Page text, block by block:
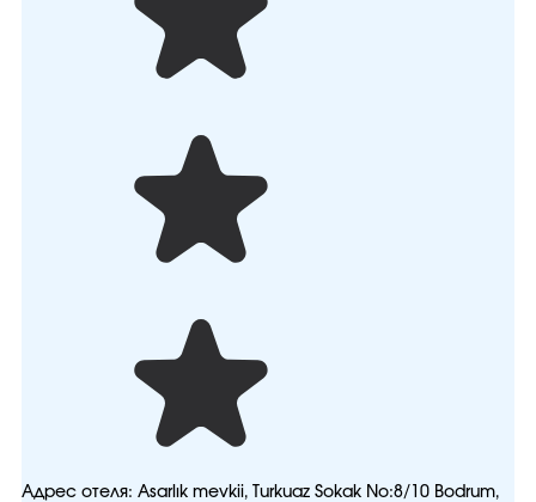
Адрес отеля: Asarlık mevkii, Turkuaz Sokak No:8/10 Bodrum,